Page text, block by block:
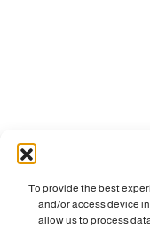
To provide the best
and/or access device
allow us to process